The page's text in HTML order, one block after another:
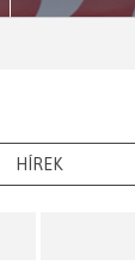
HÍREK